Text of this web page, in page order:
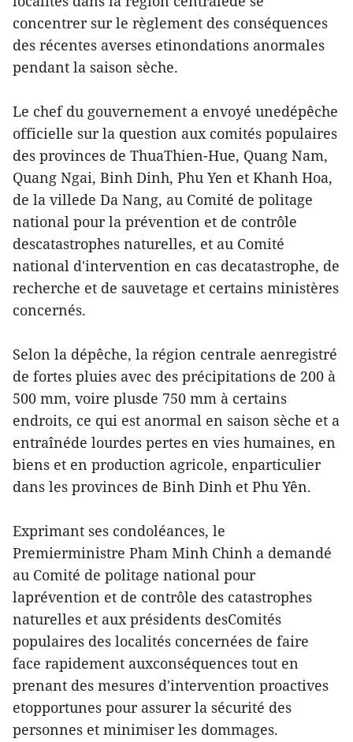
concentrer sur le règlement des conséquences
des récentes averses etinondations anormales
pendant la saison sèche.
Le chef du gouvernement a envoyé unedépêche
officielle sur la question aux comités populaires
des provinces de ThuaThien-Hue, Quang Nam,
Quang Ngai, Binh Dinh, Phu Yen et Khanh Hoa,
de la villede Da Nang, au Comité de politage
national pour la prévention et de contrôle
descatastrophes naturelles, et au Comité
national d'intervention en cas decatastrophe, de
recherche et de sauvetage et certains ministères
concernés.
Selon la dépêche, la région centrale aenregistré
de fortes pluies avec des précipitations de 200 à
500 mm, voire plusde 750 mm à certains
endroits, ce qui est anormal en saison sèche et a
entraînéde lourdes pertes en vies humaines, en
biens et en production agricole, enparticulier
dans les provinces de Binh Dinh et Phu Yên.
Exprimant ses condoléances, le
Premierministre Pham Minh Chinh a demandé
au Comité de politage national pour
laprévention et de contrôle des catastrophes
naturelles et aux présidents desComités
populaires des localités concernées de faire
face rapidement auxconséquences tout en
prenant des mesures d'intervention proactives
etopportunes pour assurer la sécurité des
personnes et minimiser les dommages.